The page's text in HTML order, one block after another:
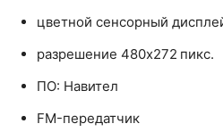
цветной сенсорный
разрешение 480x272 пикс.
ПО: Навител
FM-передатчик